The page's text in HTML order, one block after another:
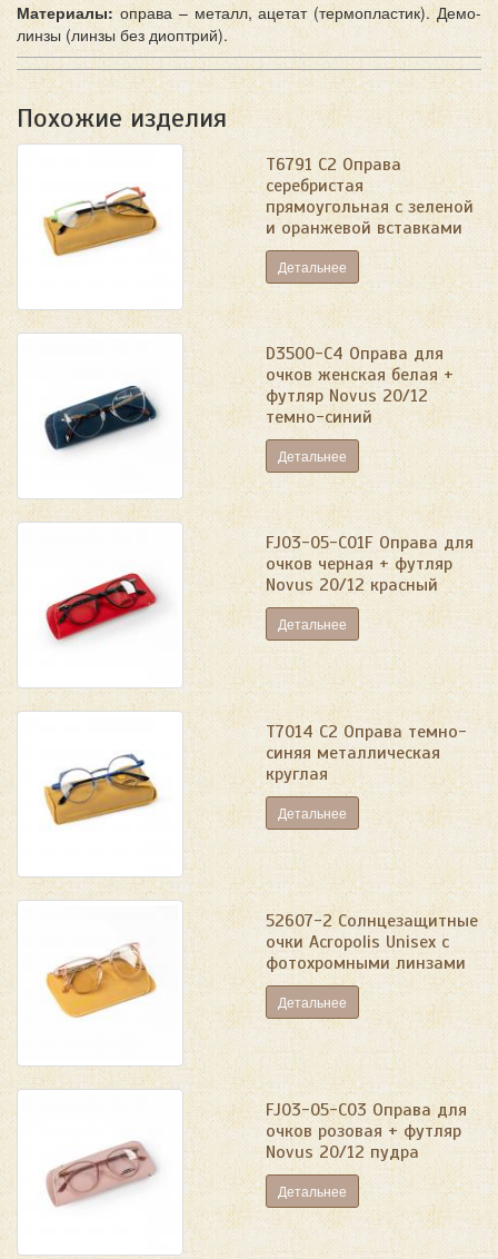
Материалы: оправа – металл, ацетат (термопластик). Демо-
линзы (линзы без диоптрий).
Похожие изделия
T6791 C2 Оправа
серебристая
прямоугольная с зеленой
и оранжевой вставками
Детальнее
D3500-C4 Оправа для
очков женская белая +
футляр Novus 20/12
темно-синий
Детальнее
FJ03-05-C01F Оправа для
очков черная + футляр
Novus 20/12 красный
Детальнее
Т7014 С2 Оправа темно-
синяя металлическая
круглая
Детальнее
52607-2 Солнцезащитные
очки Acropolis Unisex с
фотохромными линзами
Детальнее
FJ03-05-C03 Оправа для
очков розовая + футляр
Novus 20/12 пудра
Детальнее